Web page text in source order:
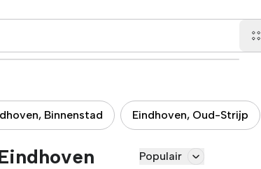
Binnenstad Eindhoven, Oud-Strijp
Populair